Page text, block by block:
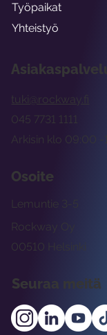
Asiakaspalvelu
tuki@rockway.fi
Arkisin klo 09:00 -
045 7731 1111
Osoite
Rockway Oy
Lemuntie 3-5
00510 Helsinki
Seuraa meitä
Työpaikat
Yhteistyö